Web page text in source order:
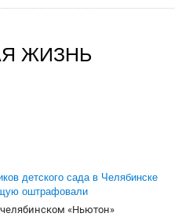
ЖИЗНЬ
детского сада в Челябинске
оштрафовали
«Ньютон»